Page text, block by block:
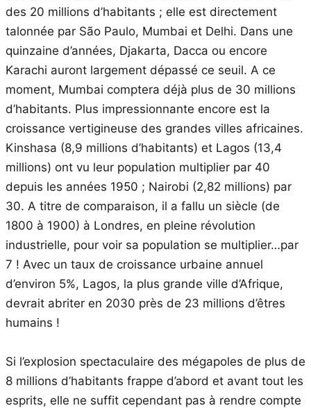
des 20 millions d’habitants ; elle est directement
talonnée par São Paulo, Mumbai et Delhi. Dans une
quinzaine d’années, Djakarta, Dacca ou encore
Karachi auront largement dépassé ce seuil. A ce
moment, Mumbai comptera déjà plus de 30 millions
d’habitants. Plus impressionnante encore est la
croissance vertigineuse des grandes villes africaines.
Kinshasa (8,9 millions d’habitants) et Lagos (13,4
millions) ont vu leur population multiplier par 40
depuis les années 1950 ; Nairobi (2,82 millions) par
30. A titre de comparaison, il a fallu un siècle (de
1800 à 1900) à Londres, en pleine révolution
industrielle, pour voir sa population se multiplier…par
7 ! Avec un taux de croissance urbaine annuel
d’environ 5%, Lagos, la plus grande ville d’Afrique,
devrait abriter en 2030 près de 23 millions d’êtres
humains !
Si l’explosion spectaculaire des mégapoles de plus de
8 millions d’habitants frappe d’abord et avant tout les
esprits, elle ne suffit cependant pas à rendre compte